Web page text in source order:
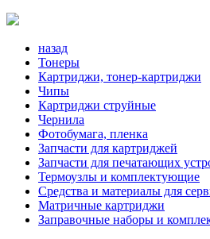
назад
Тонеры
Картриджи, тонер-картриджи
Чипы
Картриджи струйные
Чернила
Фотобумага, пленка
Запчасти для картриджей
Запчасти для печатающих
Термоузлы и комплектующие
Средства и материалы для
Матричные картриджи
Заправочные наборы и